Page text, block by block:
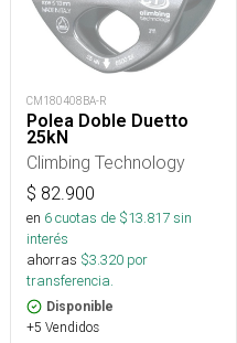
CM180408BA-R
Polea Doble Duetto
25kN
Climbing Technology
$ 82.900
en 6cuotas de $13.817sin
interés
ahorras $3.320 por
transferencia.
Disponible
+5 Vendidos